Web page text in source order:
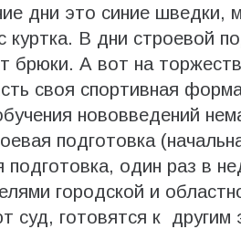
дни это синие шведки,
В дни строевой
брюки. А вот на
своя спортивная
нововведений
подготовка
подготовка, один раз в
городской и
суд, готовятся к другим